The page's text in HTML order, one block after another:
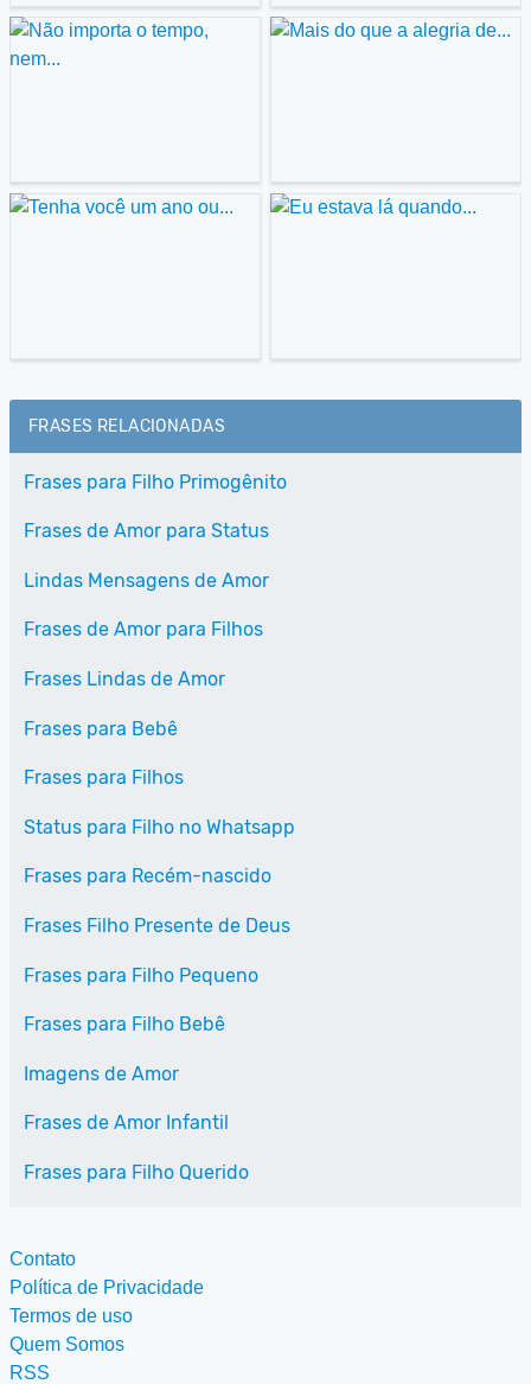
FRASES RELACIONADAS
Frases para Filho Primogênito
Frases de Amor para Status
Lindas Mensagens de Amor
Frases de Amor para Filhos
Frases Lindas de Amor
Frases para Bebê
Frases para Filhos
Status para Filho no Whatsapp
Frases para Recém-nascido
Frases Filho Presente de Deus
Frases para Filho Pequeno
Frases para Filho Bebê
Imagens de Amor
Frases de Amor Infantil
Frases para Filho Querido
Contato
Política de Privacidade
Termos de uso
Quem Somos
RSS